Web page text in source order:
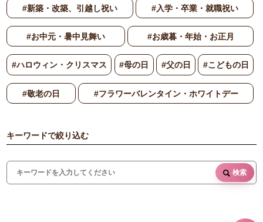
#新築・改築、引越し祝い #入学・卒業・就職祝い
#お中元・暑中見舞い #お歳暮・年始・お正月
#ハロウィン・クリスマス #母の日 #父の日 #こどもの日
#敬老の日 #フラワーバレンタイン・ホワイトデー
キーワードで絞り込む
検索